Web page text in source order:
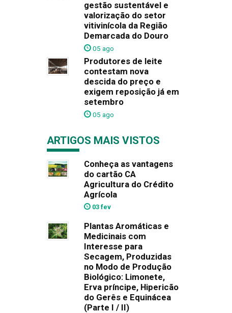
gestão sustentável e
valorização do setor
vitivinícola da Região
Demarcada do Douro
05 ago
Produtores de leite
contestam nova
descida do preço e
exigem reposição já em
setembro
05 ago
ARTIGOS MAIS VISTOS
Conheça as vantagens
do cartão CA
Agricultura do Crédito
Agrícola
03 fev
Plantas Aromáticas e
Medicinais com
Interesse para
Secagem, Produzidas
no Modo de Produção
Biológico: Limonete,
Erva príncipe, Hipericão
do Gerês e Equinácea
(Parte I / II)